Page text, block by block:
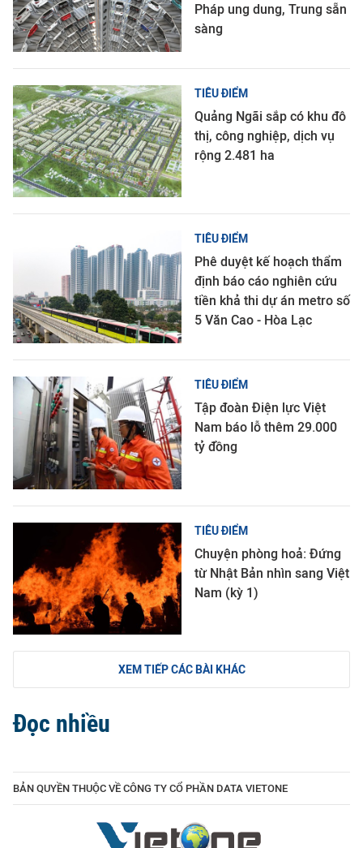
Pháp ung dung, Trung sẵn
sàng
TIÊU ĐIỂM
Quảng Ngãi sắp có khu đô
thị, công nghiệp, dịch vụ
rộng 2.481 ha
TIÊU ĐIỂM
Phê duyệt kế hoạch thẩm
định báo cáo nghiên cứu
tiền khả thi dự án metro số
5 Văn Cao - Hòa Lạc
TIÊU ĐIỂM
Tập đoàn Điện lực Việt
Nam báo lỗ thêm 29.000
tỷ đồng
TIÊU ĐIỂM
Chuyện phòng hoả: Đứng
từ Nhật Bản nhìn sang Việt
Nam (kỳ 1)
XEM TIẾP CÁC BÀI KHÁC
Đọc nhiều
BẢN QUYỀN THUỘC VỀ CÔNG TY CỔ PHẦN DATA VIETONE